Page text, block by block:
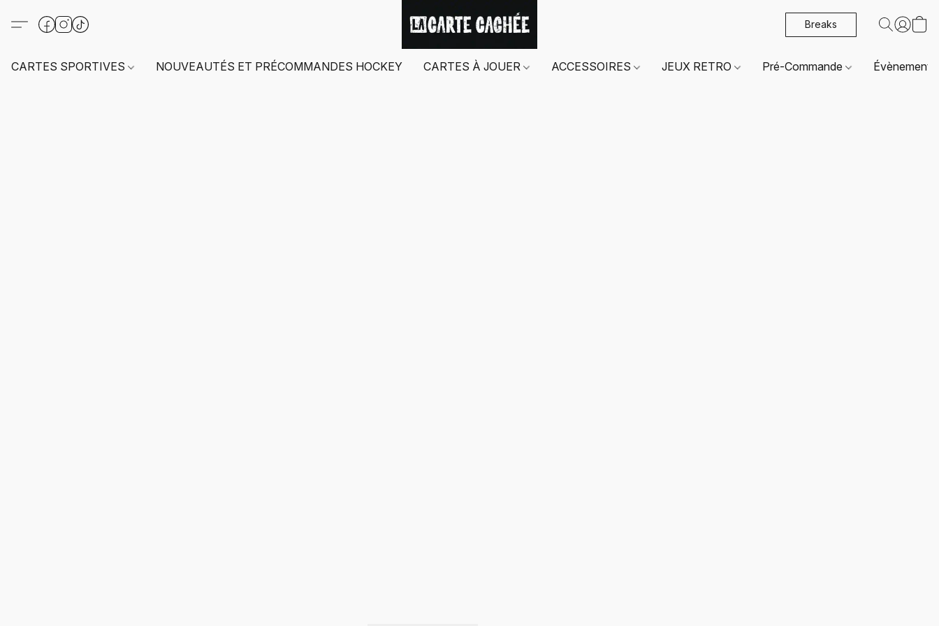
Breaks
CARTES SPORTIVES NOUVEAUTÉS ET PRÉCOMMANDES HOCKEY CARTES À JOUER ACCESSOIRES JEUX RETRO Pré-Commande Évènements